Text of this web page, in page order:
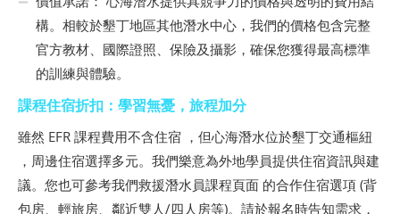
構。相較於墾丁地區其他潛水中心，我們的價格包含完整
官方教材、國際證照、保險及攝影，確保您獲得最高標準
的訓練與體驗。
課程住宿折扣：學習無憂，旅程加分
雖然 EFR 課程費用不含住宿 ，但心海潛水位於墾丁交通樞紐
，周邊住宿選擇多元。我們樂意為外地學員提供住宿資訊與建
議。您也可參考我們救援潛水員課程頁面 的合作住宿選項 (背
包房、輕旅房、鄰近雙人/四人房等)。請於報名時告知需求，